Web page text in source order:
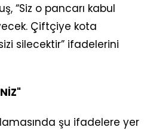
“Siz o pancarı kabul
Çiftçiye kota
silecektir” ifadelerini
şu ifadelere yer